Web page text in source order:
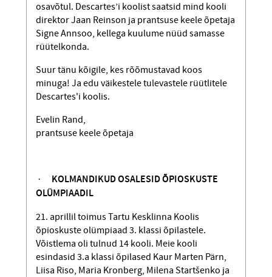
osavõtul. Descartes’i koolist saatsid mind kooli
direktor Jaan Reinson ja prantsuse keele õpetaja
Signe Annsoo, kellega kuulume nüüd samasse
rüütelkonda.
Suur tänu kõigile, kes rõõmustavad koos
minuga! Ja edu väikestele tulevastele rüütlitele
Descartes'i koolis.
Evelin Rand,
prantsuse keele õpetaja
· KOLMANDIKUD OSALESIDÕPIOSKUSTE
OLÜMPIAADIL
21. aprillil toimus Tartu Kesklinna Koolis
õpioskuste olümpiaad 3. klassi õpilastele.
Võistlema oli tulnud 14 kooli. Meie kooli
esindasid 3.a klassi õpilased Kaur Marten Pärn,
Liisa Riso, Maria Kronberg, Milena Startšenko ja